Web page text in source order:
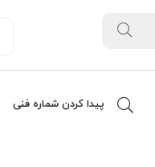
پیدا کردن شماره فنی